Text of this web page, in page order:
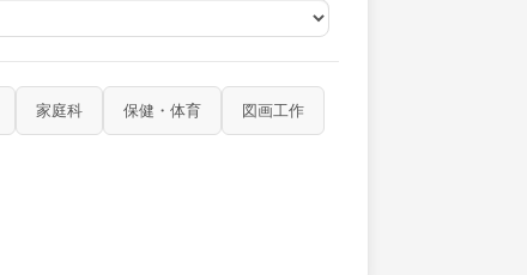
家庭科 保健・体育 図画工作